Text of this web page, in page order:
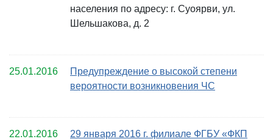
населения по адресу: г. Суоярви, ул.
Шельшакова, д. 2
25.01.2016
Предупреждение о высокой степени
вероятности возникновения ЧС
22.01.2016
29 января 2016 г. филиале ФГБУ «ФКП